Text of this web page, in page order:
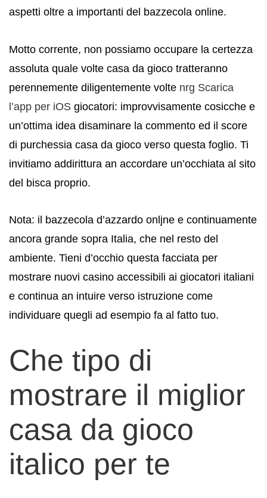
aspetti oltre a importanti del bazzecola online.
Motto corrente, non possiamo occupare la certezza
assoluta quale volte casa da gioco tratteranno
perennemente diligentemente volte nrg Scarica
l’app per iOS giocatori: improvvisamente cosicche e
un’ottima idea disaminare la commento ed il score
di purchessia casa da gioco verso questa foglio. Ti
invitiamo addirittura an accordare un’occhiata al sito
del bisca proprio.
Nota: il bazzecola d’azzardo onljne e continuamente
ancora grande sopra Italia, che nel resto del
ambiente. Tieni d’occhio questa facciata per
mostrare nuovi casino accessibili ai giocatori italiani
e continua an intuire verso istruzione come
individuare quegli ad esempio fa al fatto tuo.
Che tipo di
mostrare il miglior
casa da gioco
italico per te